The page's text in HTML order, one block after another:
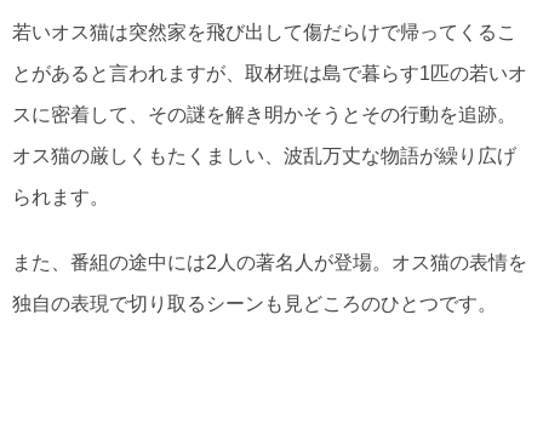
若いオス猫は突然家を飛び出して傷だらけで帰ってくるこ
とがあると言われますが、取材班は島で暮らす1匹の若いオ
スに密着して、その謎を解き明かそうとその行動を追跡。
オス猫の厳しくもたくましい、波乱万丈な物語が繰り広げ
られます。
また、番組の途中には2人の著名人が登場。オス猫の表情を
独自の表現で切り取るシーンも見どころのひとつです。